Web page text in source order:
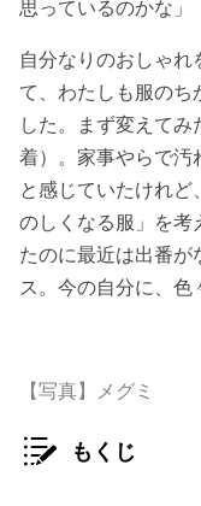
思っているのかな」
自分なりのおしゃ
て、わたしも服のち
した。まず変えて
着）。家事やらで
と感じていたけれ
のしくなる服」を考
たのに最近は出番が
ス。今の自分に、色
【写真】メグミ
もくじ